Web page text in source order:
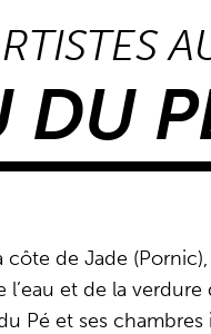
DU
de Jade
et de la verdure
Pé et ses chambres